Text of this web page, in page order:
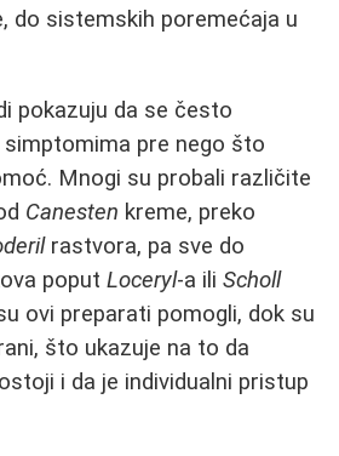
do sistemskih poremećaja u
pokazuju da se često
pre nego što
Mnogi su probali različite
Canesten kreme, preko
rastvora, pa sve do
poput Loceryl-a ili Scholl
ovi preparati pomogli, dok su
što ukazuje na to da
i da je individualni pristup